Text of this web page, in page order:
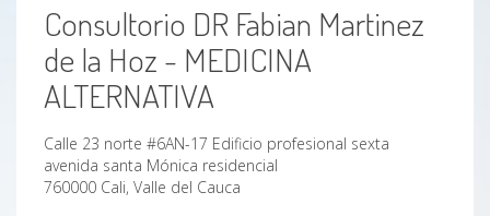
Consultorio DR Fabian Martinez
de la Hoz - MEDICINA
ALTERNATIVA
Calle 23 norte #6AN-17 Edificio profesional sexta
avenida santa Mónica residencial
760000 Cali, Valle del Cauca